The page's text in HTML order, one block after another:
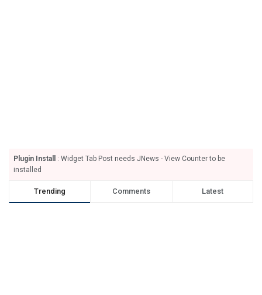
Plugin Install
: Widget Tab Post needs JNews - View Counter to be
installed
Trending Comments Latest